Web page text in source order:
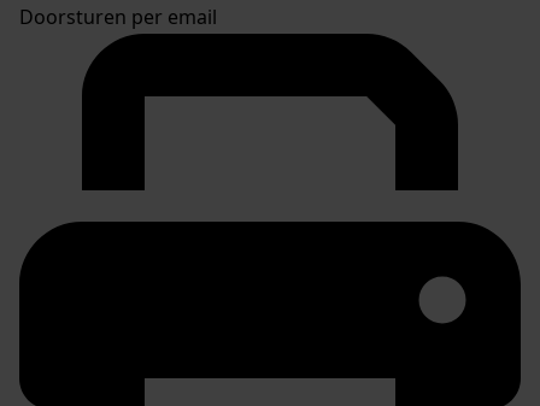
Doorsturen per email